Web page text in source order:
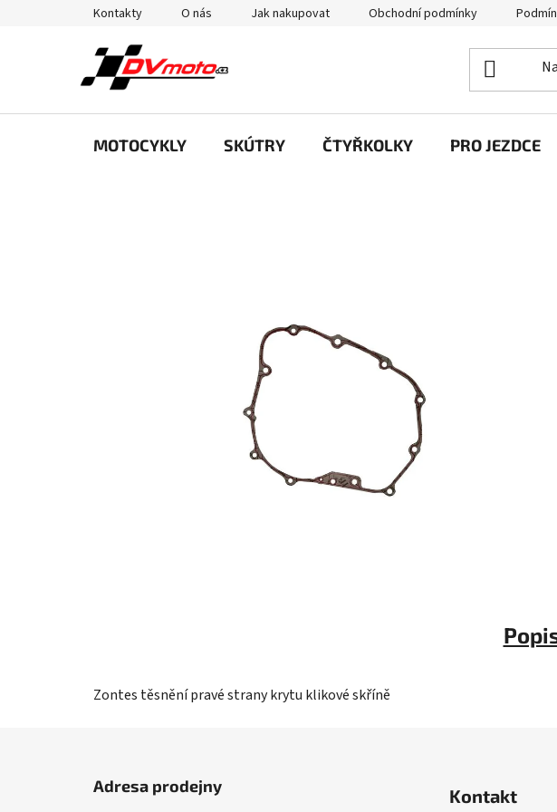
Kontakty O nás Jak nakupovat Obchodní podmínky
MOTOCYKLY SKÚTRY ČTYŘKOLKY PRO JEZDCE
Zontes těsnění pravé strany krytu klikové skříně
Adresa prodejny
Kontakt